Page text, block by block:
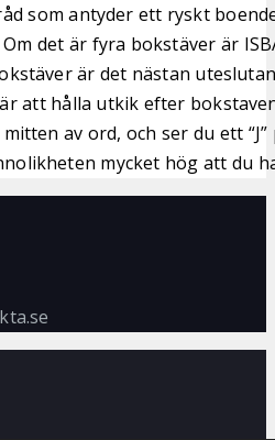
som antyder ett ryskt
det är fyra bokstäver är
är det nästan
att hålla utkik efter bokstaven
av ord, och ser du ett
mycket hög att du